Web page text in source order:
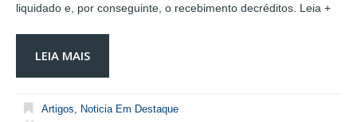
liquidado e, por conseguinte, o recebimento decréditos. Leia +
LEIA MAIS
Artigos
Noticia Em Destaque